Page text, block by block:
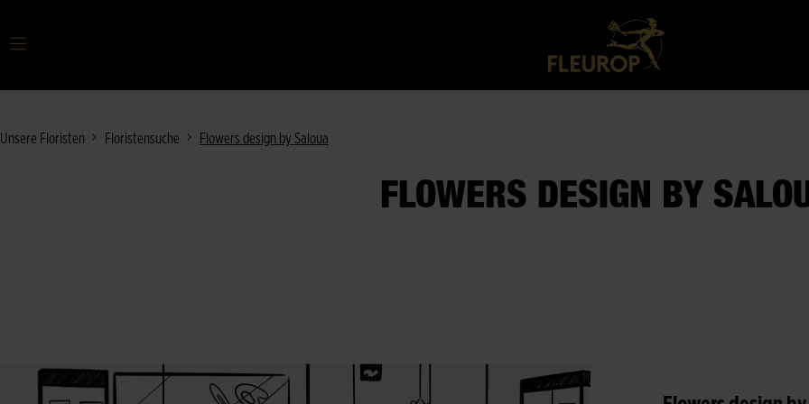
Unsere Floristen Floristensuche Flowers design by Saloua
FLOWERS DESIGN BY